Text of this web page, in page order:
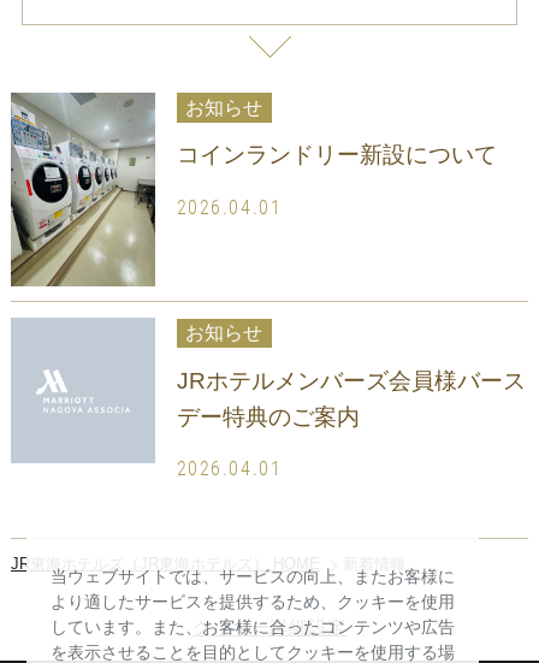
お知らせ
コインランドリー新設について
2026.04.01
お知らせ
JRホテルメンバーズ会員様バース
デー特典のご案内
2026.04.01
JR東海ホテルズ（JR東海ホテルズ） HOME
クッキー詳細設定
当ウェブサイトでは、サービスの向上、またお客様に
より適したサービスを提供するため、クッキーを使用
しています。また、お客様に合ったコンテンツや広告
を表示させることを目的としてクッキーを使用する場